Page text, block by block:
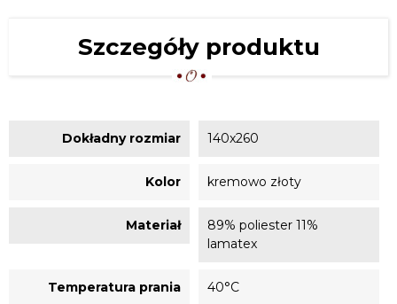
Szczegóły produktu
Dokładny rozmiar 140x260
Kolor kremowo złoty
Materiał
89% poliester 11%
lamatex
Temperatura prania 40°C